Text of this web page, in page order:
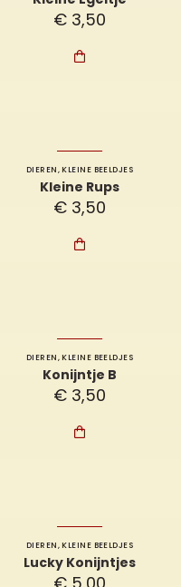
€ 3,50

DIEREN,KLEINE BEELDJES
Kleine Rups
€ 3,50

DIEREN,KLEINE BEELDJES
Konijntje B
€ 3,50

DIEREN,KLEINE BEELDJES
Lucky Konijntjes